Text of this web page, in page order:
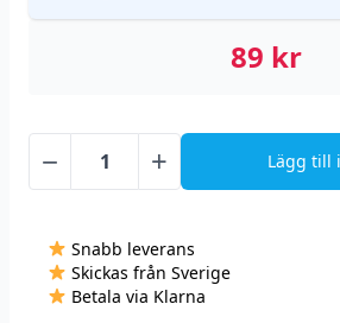
89 kr
−
-
Watermelon
+ Lägg till
Snabb leverans
Skickas från Sverige
Betala via Klarna